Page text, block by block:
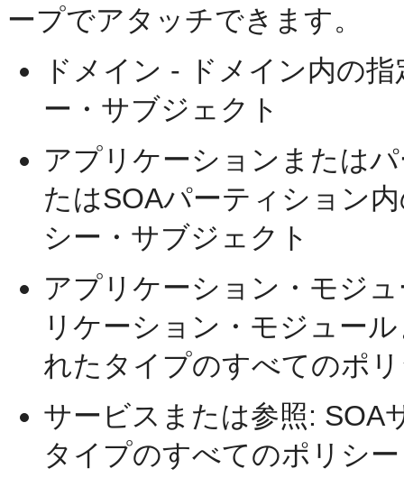
ープでアタッチできます。
ドメイン - ドメイン内の
ー・サブジェクト
アプリケーションまたは
たはSOAパーティション
シー・サブジェクト
アプリケーション・モジ
リケーション・モジュー
れたタイプのすべてのポ
サービスまたは参照: SOA
タイプのすべてのポリシ